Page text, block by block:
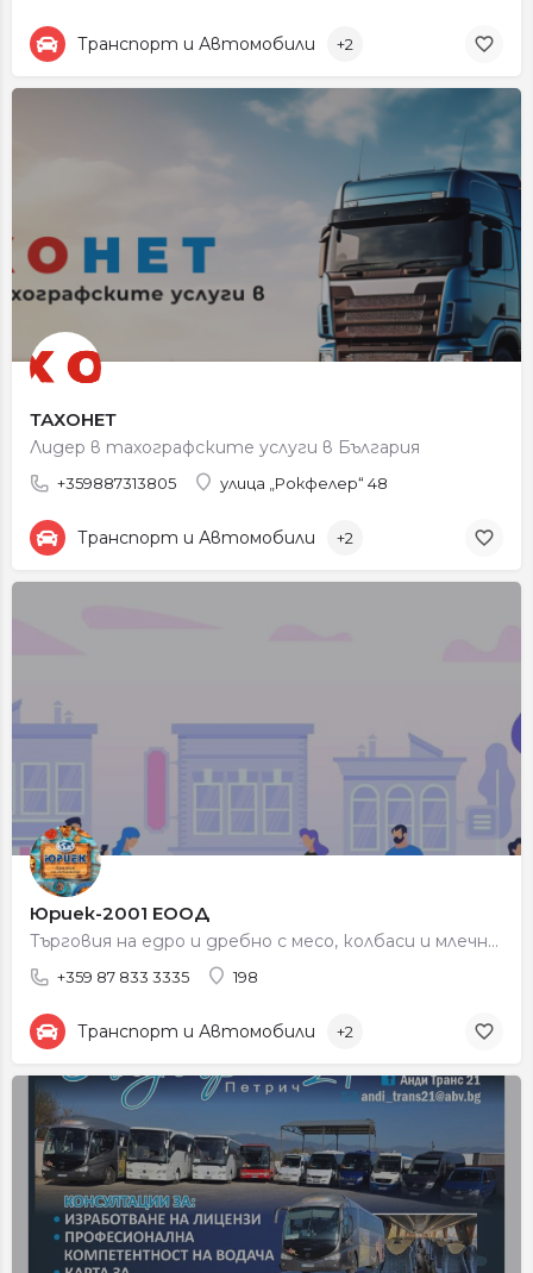
Транспорт и Автомобили +2
ТАХОНЕТ
Лидер в тахографските услуги в България
+359887313805 улица „Рокфелер“ 48
Транспорт и Автомобили +2
Юриек-2001 ЕООД
Търговия на едро и дребно с месо, колбаси и млечни продукти
+359 87 833 3335 198
Транспорт и Автомобили +2